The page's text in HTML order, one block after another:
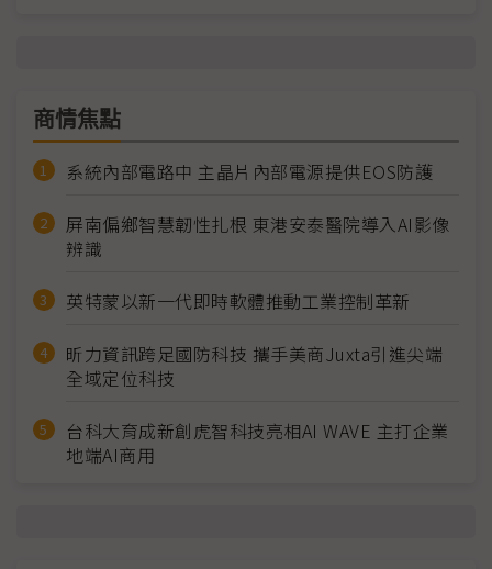
商情焦點
系統內部電路中 主晶片內部電源提供EOS防護
屏南偏鄉智慧韌性扎根 東港安泰醫院導入AI影像
辨識
英特蒙以新一代即時軟體推動工業控制革新
昕力資訊跨足國防科技 攜手美商Juxta引進尖端
全域定位科技
台科大育成新創虎智科技亮相AI WAVE 主打企業
地端AI商用